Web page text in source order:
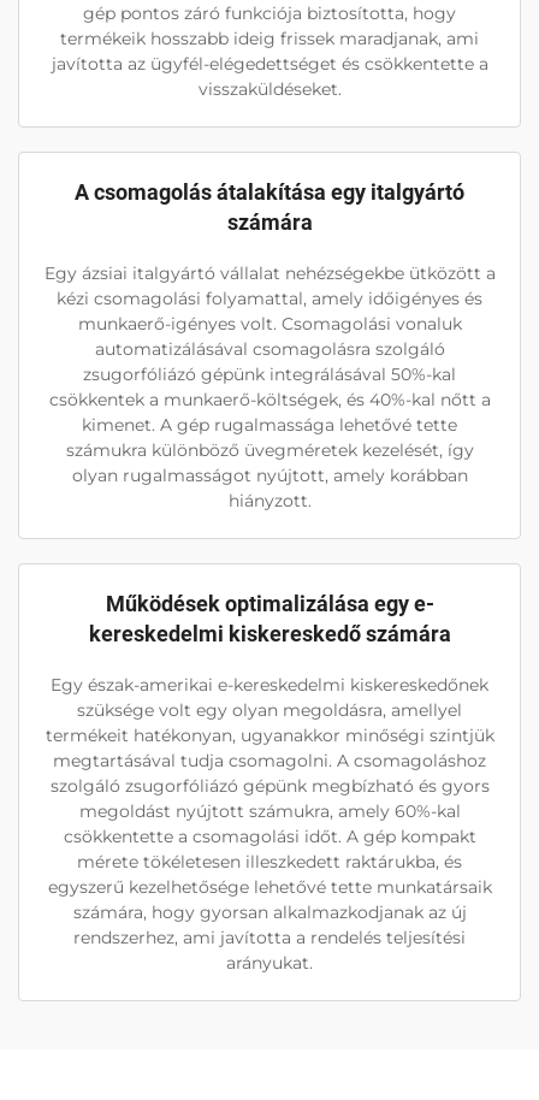
gép pontos záró funkciója biztosította, hogy
termékeik hosszabb ideig frissek maradjanak, ami
javította az ügyfél-elégedettséget és csökkentette a
visszaküldéseket.
A csomagolás átalakítása egy italgyártó
számára
Egy ázsiai italgyártó vállalat nehézségekbe ütközött a
kézi csomagolási folyamattal, amely időigényes és
munkaerő-igényes volt. Csomagolási vonaluk
automatizálásával csomagolásra szolgáló
zsugorfóliázó gépünk integrálásával 50%-kal
csökkentek a munkaerő-költségek, és 40%-kal nőtt a
kimenet. A gép rugalmassága lehetővé tette
számukra különböző üvegméretek kezelését, így
olyan rugalmasságot nyújtott, amely korábban
hiányzott.
Működések optimalizálása egy e-
kereskedelmi kiskereskedő számára
Egy észak-amerikai e-kereskedelmi kiskereskedőnek
szüksége volt egy olyan megoldásra, amellyel
termékeit hatékonyan, ugyanakkor minőségi szintjük
megtartásával tudja csomagolni. A csomagoláshoz
szolgáló zsugorfóliázó gépünk megbízható és gyors
megoldást nyújtott számukra, amely 60%-kal
csökkentette a csomagolási időt. A gép kompakt
mérete tökéletesen illeszkedett raktárukba, és
egyszerű kezelhetősége lehetővé tette munkatársaik
számára, hogy gyorsan alkalmazkodjanak az új
rendszerhez, ami javította a rendelés teljesítési
arányukat.